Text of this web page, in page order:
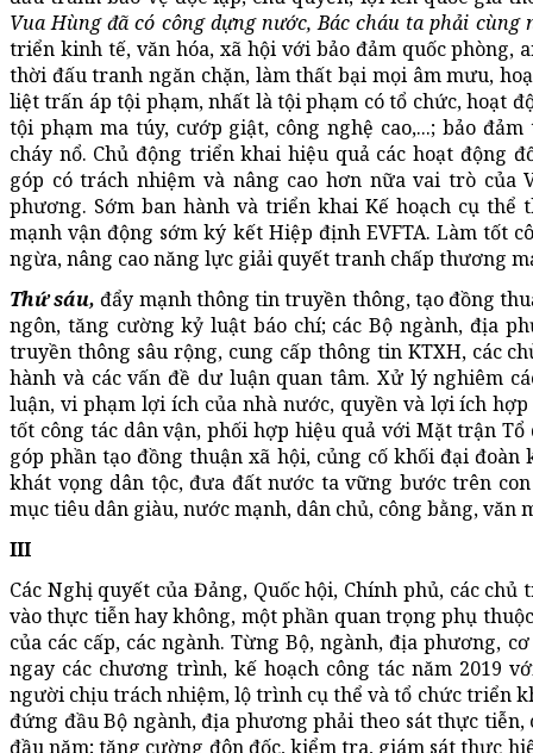
Vua Hùng đã có công dựng nước, Bác cháu ta phải cùng
triển kinh tế, văn hóa, xã hội với bảo đảm quốc phòng,
thời đấu tranh ngăn chặn, làm thất bại mọi âm mưu,
liệt trấn áp tội phạm, nhất là tội phạm có tổ chức, hoạt
tội phạm ma túy, cướp giật, công nghệ cao,...; bảo
cháy nổ. Chủ động triển khai hiệu quả các hoạt động
góp có trách nhiệm và nâng cao hơn nữa vai trò của
phương. Sớm ban hành và triển khai Kế hoạch cụ thể
mạnh vận động sớm ký kết Hiệp định EVFTA. Làm tốt
ngừa, nâng cao năng lực giải quyết tranh chấp thương
Thứ sáu, đẩy mạnh thông tin truyền thông, tạo đồng
ngôn, tăng cường kỷ luật báo chí; các Bộ ngành, địa
truyền thông sâu rộng, cung cấp thông tin KTXH, các
hành và các vấn đề dư luận quan tâm. Xử lý nghiêm
luận, vi phạm lợi ích của nhà nước, quyền và lợi ích
tốt công tác dân vận, phối hợp hiệu quả với Mặt trận
góp phần tạo đồng thuận xã hội, củng cố khối đại
khát vọng dân tộc, đưa đất nước ta vững bước trên
mục tiêu dân giàu, nước mạnh, dân chủ, công bằng, văn
III
Các Nghị quyết của Đảng, Quốc hội, Chính phủ, các
vào thực tiễn hay không, một phần quan trọng phụ
của các cấp, các ngành. Từng Bộ, ngành, địa phương,
ngay các chương trình, kế hoạch công tác năm 2019
người chịu trách nhiệm, lộ trình cụ thể và tổ chức triển
đứng đầu Bộ ngành, địa phương phải theo sát thực
đầu năm; tăng cường đôn đốc, kiểm tra, giám sát thực